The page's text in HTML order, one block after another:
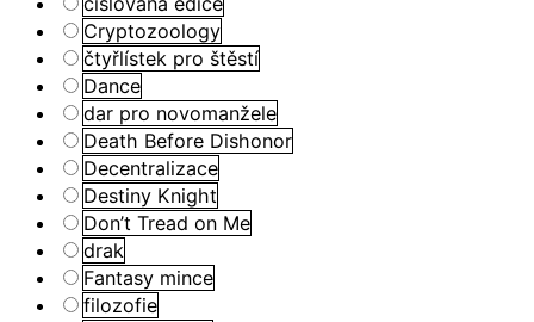
Cryptozoology
čtyřlístek pro štěstí
Dance
dar pro novomanžele
Death Before Dishonor
Decentralizace
Destiny Knight
Don’t Tread on Me
drak
Fantasy mince
filozofie